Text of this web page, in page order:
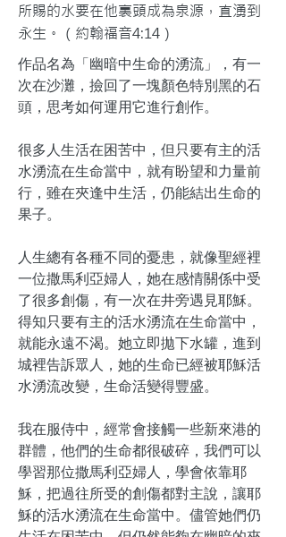
所賜的水要在他裏頭成為泉源，直湧到
永生。（約翰福音4:14）
作品名為「幽暗中生命的湧流」，有一
次在沙灘，撿回了一塊顏色特別黑的石
頭，思考如何運用它進行創作。
很多人生活在困苦中，但只要有主的活
水湧流在生命當中，就有盼望和力量前
行，雖在夾逢中生活，仍能結出生命的
果子。
人生總有各種不同的憂患，就像聖經裡
一位撒馬利亞婦人，她在感情關係中受
了很多創傷，有一次在井旁遇見耶穌。
得知只要有主的活水湧流在生命當中，
就能永遠不渴。她立即拋下水罐，進到
城裡告訴眾人，她的生命已經被耶穌活
水湧流改變，生命活變得豐盛。
我在服侍中，經常會接觸一些新來港的
群體，他們的生命都很破碎，我們可以
學習那位撒馬利亞婦人，學會依靠耶
穌，把過往所受的創傷都對主說，讓耶
穌的活水湧流在生命當中。儘管她們仍